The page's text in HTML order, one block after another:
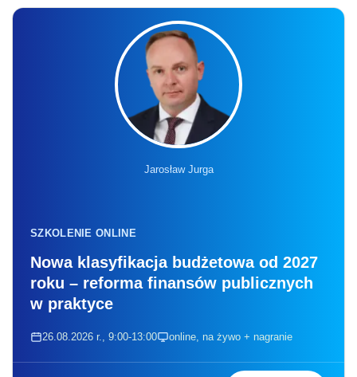
Jarosław Jurga
SZKOLENIE ONLINE
Nowa klasyfikacja budżetowa od 2027
roku – reforma finansów publicznych
w praktyce
26.08.2026 r., 9:00-13:00 online, na żywo + nagranie